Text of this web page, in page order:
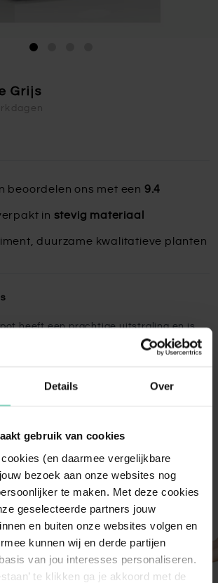
Details Over
gebruik van cookies
(en daarmee vergelijkbare
bezoek aan onze websites nog
te maken. Met deze cookies
geselecteerde partners jouw
en buiten onze websites volgen en
kunnen wij en derde partijen
van jou interesses personaliseren.
te klikken ga je akkoord met de
Grijs
beoordelen ons met een 9.4
in stevig materiaal
duurzame kwalitatieve planten
heeft een prachtige uitstraling en is
watergeefsysteem uitermate
of gewoon thuis.
komen elke ochtend
ons binnen zijn, vindt er altijd
en strenge keuring plaats.
daarna (in de meeste gevallen)